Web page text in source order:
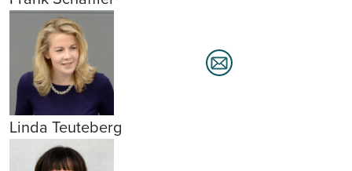
Linda Teuteberg